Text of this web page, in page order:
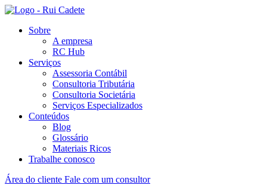
Sobre
A empresa
RC Hub
Serviços
Assessoria Contábil
Consultoria Tributária
Consultoria Societária
Serviços Especializados
Conteúdos
Blog
Glossário
Materiais Ricos
Trabalhe conosco
Área do cliente Fale com um consultor